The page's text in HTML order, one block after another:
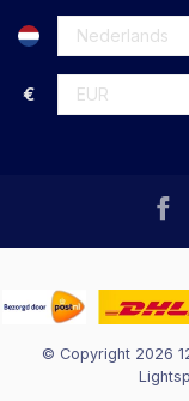
€
© Copyright 2026